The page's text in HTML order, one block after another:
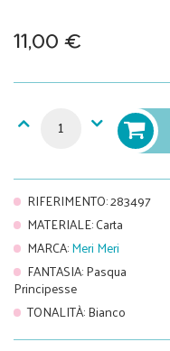
11,00 €
RIFERIMENTO:283497
MATERIALE:Carta
MARCA:Meri Meri
FANTASIA:Pasqua
Principesse
TONALITÀ:Bianco